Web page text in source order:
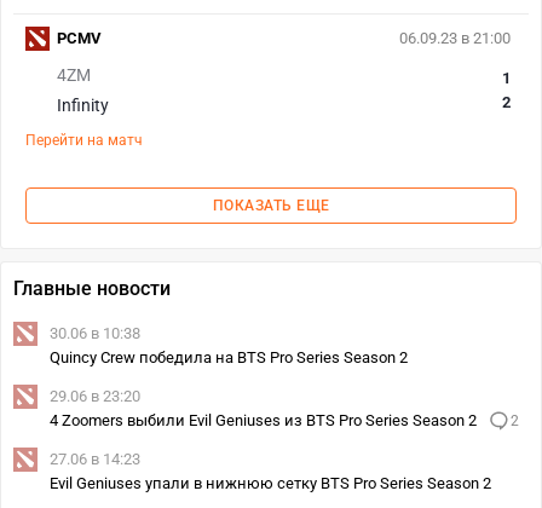
06.09.23 в 21:00
4ZM
Infinity
1
2
Перейти на матч
PCMV
ПОКАЗАТЬ ЕЩЕ
Главные новости
30.06 в 10:38
Quincy Crew победила на BTS Pro Series Season 2
29.06 в 23:20
4 Zoomers выбили Evil Geniuses из BTS Pro Series Season 2
2
27.06 в 14:23
Evil Geniuses упали в нижнюю сетку BTS Pro Series Season 2